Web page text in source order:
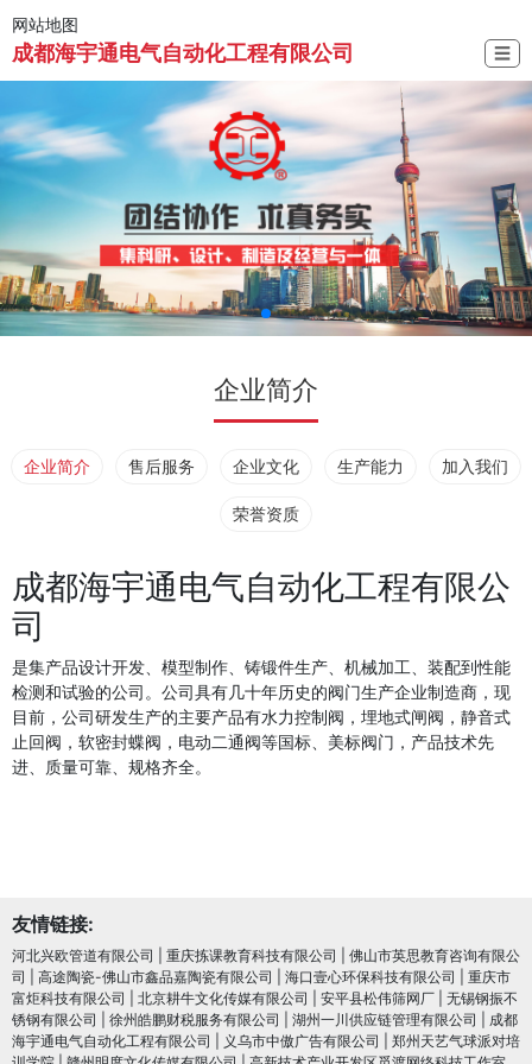
网站地图
成都海宇通电气自动化工程有限公司 ☰
企业简介
企业简介 售后服务 企业文化 生产能力 加入我们
荣誉资质
成都海宇通电气自动化工程有限公
司
是集产品设计开发、模型制作、铸锻件生产、机械加工、装配到性能
检测和试验的公司。公司具有几十年历史的阀门生产企业制造商，现
目前，公司研发生产的主要产品有水力控制阀，埋地式闸阀，静音式
止回阀，软密封蝶阀，电动二通阀等国标、美标阀门，产品技术先
进、质量可靠、规格齐全。
友情链接:
河北兴欧管道有限公司 重庆拣课教育科技有限公司
佛山市英思教育咨询有限公
司
高途陶瓷-佛山市鑫品嘉陶瓷有限公司 海口壹心环保科技有限公司
重庆市
富炬科技有限公司
北京耕牛文化传媒有限公司 安平县松伟筛网厂
无锡钢振不
锈钢有限公司
徐州皓鹏财税服务有限公司 湖州一川供应链管理有限公司
成都
海宇通电气自动化工程有限公司
义乌市中傲广告有限公司
郑州天艺气球派对培